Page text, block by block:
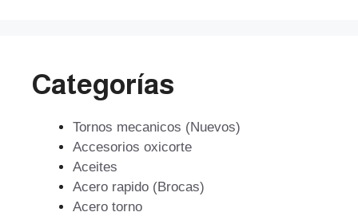
Categorías
Tornos mecanicos (Nuevos)
Accesorios oxicorte
Aceites
Acero rapido (Brocas)
Acero torno